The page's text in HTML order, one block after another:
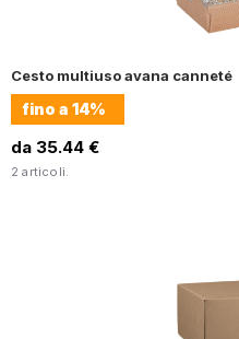
Cesto multiuso avana canneté
fino a 14%
da 35.44 €
2 articoli.